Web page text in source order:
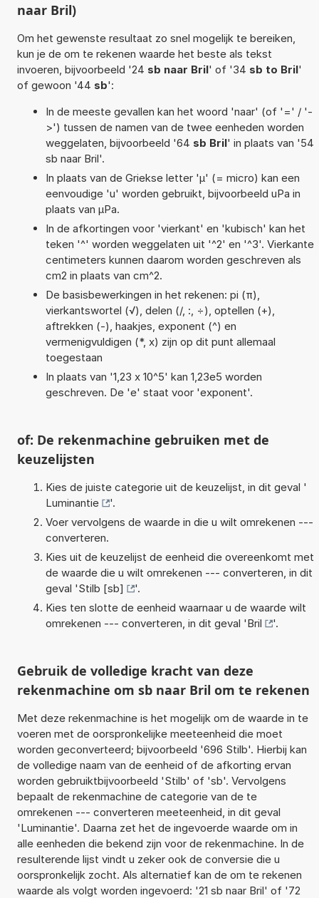
naar Bril)
Om het gewenste resultaat zo snel mogelijk te bereiken,
kun je de om te rekenen waarde het beste als tekst
invoeren, bijvoorbeeld '24 sb naar Bril' of '34 sb to Bril'
of gewoon '44 sb':
In de meeste gevallen kan het woord 'naar' (of '=' / '-
>') tussen de namen van de twee eenheden worden
weggelaten, bijvoorbeeld '64 sb Bril' in plaats van '54
sb naar Bril'.
In plaats van de Griekse letter 'µ' (= micro) kan een
eenvoudige 'u' worden gebruikt, bijvoorbeeld uPa in
plaats van µPa.
In de afkortingen voor 'vierkant' en 'kubisch' kan het
teken '^' worden weggelaten uit '^2' en '^3'. Vierkante
centimeters kunnen daarom worden geschreven als
cm2 in plaats van cm^2.
De basisbewerkingen in het rekenen: pi (π),
vierkantswortel (√), delen (/, :, ÷), optellen (+),
aftrekken (-), haakjes, exponent (^) en
vermenigvuldigen (*, x) zijn op dit punt allemaal
toegestaan
In plaats van '1,23 x 10^5' kan 1,23e5 worden
geschreven. De 'e' staat voor 'exponent'.
of: De rekenmachine gebruiken met de
keuzelijsten
Kies de juiste categorie uit de keuzelijst, in dit geval '
Luminantie
'.
Voer vervolgens de waarde in die u wilt omrekenen ---
converteren.
Kies uit de keuzelijst de eenheid die overeenkomt met
de waarde die u wilt omrekenen --- converteren, in dit
geval 'Stilb [sb]
'.
Kies ten slotte de eenheid waarnaar u de waarde wilt
omrekenen --- converteren, in dit geval 'Bril '.
Gebruik de volledige kracht van deze
rekenmachine om sb naar Bril om te rekenen
Met deze rekenmachine is het mogelijk om de waarde in te
voeren met de oorspronkelijke meeteenheid die moet
worden geconverteerd; bijvoorbeeld '696 Stilb'. Hierbij kan
de volledige naam van de eenheid of de afkorting ervan
worden gebruiktbijvoorbeeld 'Stilb' of 'sb'. Vervolgens
bepaalt de rekenmachine de categorie van de te
omrekenen --- converteren meeteenheid, in dit geval
'Luminantie'. Daarna zet het de ingevoerde waarde om in
alle eenheden die bekend zijn voor de rekenmachine. In de
resulterende lijst vindt u zeker ook de conversie die u
oorspronkelijk zocht. Als alternatief kan de om te rekenen
waarde als volgt worden ingevoerd: '21 sb naar Bril' of '72